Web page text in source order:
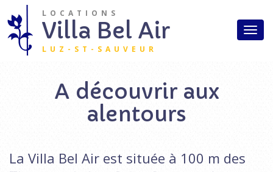
Aller au contenu principal
Accueil
Studios
Aux alentours
Tarifs
Contact
Villa Bel Air
LOCATIONS
LUZ-ST-SAUVEUR
A découvrir aux
alentours
La Villa Bel Air est située à 100 m des